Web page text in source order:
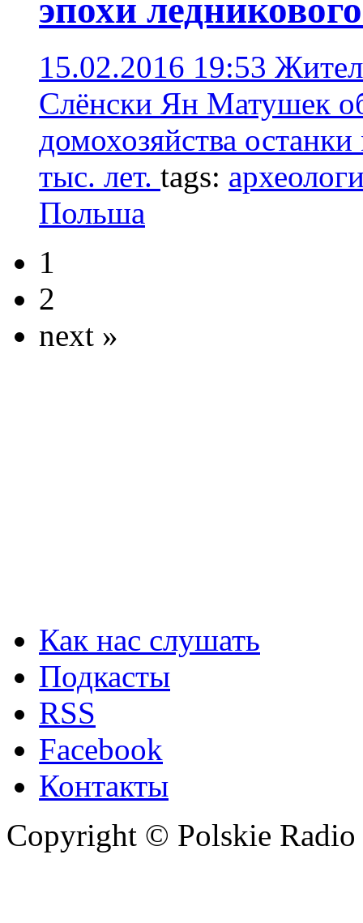
эпохи
15.02.2016 19:53
Слёнски Ян Матушек
домохозяйства
тыс. лет. tags:
Польша
1
2
next »
Как нас слушать
Подкасты
RSS
Facebook
Контакты
Copyright © Polskie